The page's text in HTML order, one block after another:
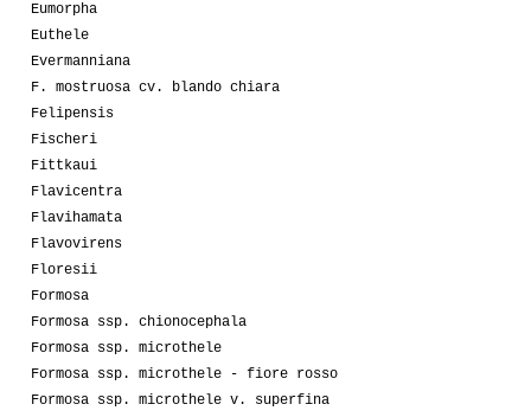
Eumorpha
Euthele
Evermanniana
F. mostruosa cv. blando chiara
Felipensis
Fischeri
Fittkaui
Flavicentra
Flavihamata
Flavovirens
Floresii
Formosa
Formosa ssp. chionocephala
Formosa ssp. microthele
Formosa ssp. microthele - fiore rosso
Formosa ssp. microthele v. superfina